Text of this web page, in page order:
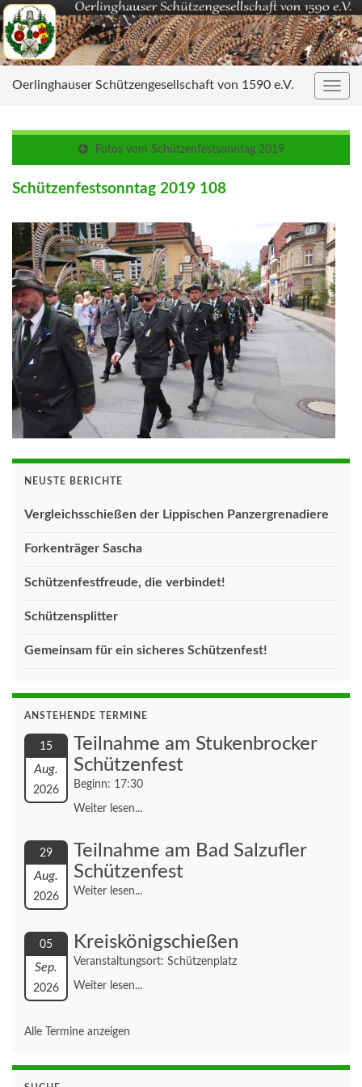
Oerlinghauser Schützengesellschaft von 1590 e.V.
Fotos vom Schützenfestsonntag 2019
Schützenfestsonntag 2019 108
NEUSTE BERICHTE
Vergleichsschießen der Lippischen Panzergrenadiere
Forkenträger Sascha
Schützenfestfreude, die verbindet!
Schützensplitter
Gemeinsam für ein sicheres Schützenfest!
ANSTEHENDE TERMINE
15
Aug.
2026
Teilnahme am Stukenbrocker
Schützenfest
Beginn: 17:30
Weiter lesen...
29
Aug.
2026
Teilnahme am Bad Salzufler
Schützenfest
Weiter lesen...
05
Sep.
2026
Kreiskönigschießen
Veranstaltungsort: Schützenplatz
Weiter lesen...
Alle Termine anzeigen